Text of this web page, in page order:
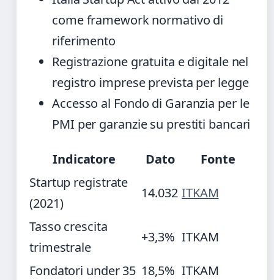
come framework normativo di
riferimento
Registrazione gratuita e digitale nel
registro imprese prevista per legge
Accesso al Fondo di Garanzia per le
PMI per garanzie su prestiti bancari
Indicatore Dato
Fonte
Startup registrate
(2021)
14.032 ITKAM
Tasso crescita
trimestrale
+3,3% ITKAM
Fondatori under 35 18,5% ITKAM